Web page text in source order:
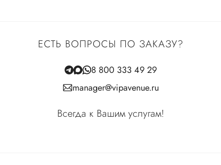
ЕСТЬ ВОПРОСЫ ПО ЗАКАЗУ?
8 800 333 49 29
manager@vipavenue.ru
Всегда к Вашим услугам!